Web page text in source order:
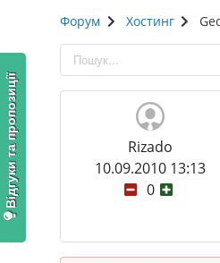
Форум Хостинг
Rizado
10.09.2010 13:13
0
Відгуки та пропозиції